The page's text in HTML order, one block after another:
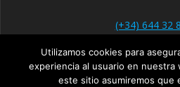
(+34) 644 32
Utilizamos cookies para
experiencia al usuario en nuestra
este sitio asumiremos que